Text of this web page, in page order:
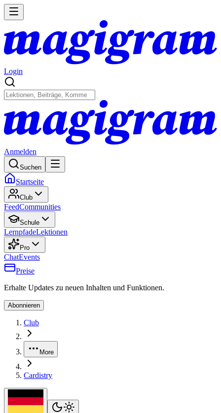
Login
Anmelden
Suchen
Startseite
Club
FeedCommunities
Schule
LernpfadeLektionen
Pro
ChatEvents
Preise
Erhalte Updates zu neuen Inhalten und Funktionen.
Abonnieren
Club
More
Cardistry